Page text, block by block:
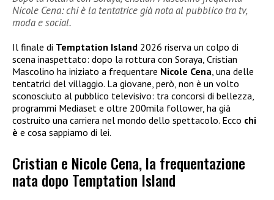
Nicole Cena: chi è la tentatrice già nota al pubblico tra tv,
moda e social.
Il finale di Temptation Island 2026 riserva un colpo di
scena inaspettato: dopo la rottura con Soraya, Cristian
Mascolino ha iniziato a frequentare Nicole Cena, una delle
tentatrici del villaggio. La giovane, però, non è un volto
sconosciuto al pubblico televisivo: tra concorsi di bellezza,
programmi Mediaset e oltre 200mila follower, ha già
costruito una carriera nel mondo dello spettacolo. Ecco chi
è e cosa sappiamo di lei.
Cristian e Nicole Cena, la frequentazione
nata dopo Temptation Island